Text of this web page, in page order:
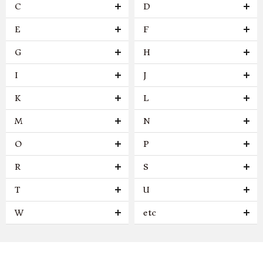
C D
E F
G H
I J
K L
M N
O P
R S
T U
W etc